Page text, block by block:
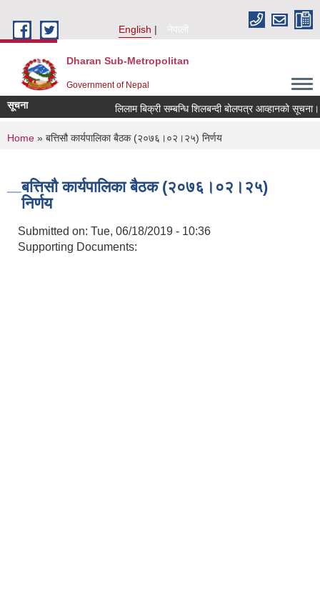
English
नेपाली
Dharan Sub-Metropolitan
Government of Nepal
सूचना लिलाम बिक्री सम्बन्धि शिलबन्दी बोलपत्र आव्हानको सूचना।
You are here
Home » बत्तिसौ कार्यपालिका बैठक (२०७६।०२।२५) निर्णय
बत्तिसौ कार्यपालिका बैठक (२०७६।०२।२५)
निर्णय
Submitted on: Tue, 06/18/2019 - 10:36
Supporting Documents: